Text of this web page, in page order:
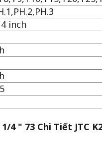
inch
4 " 73 Chi Tiết JTC